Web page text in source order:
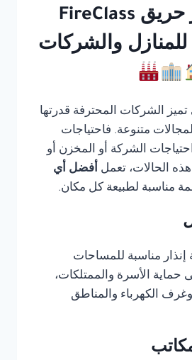
تركيب انذار حريق FireClass
والشركات
تميز الشركات المحترفة قدرتها
متنوعة. فاحتياجات
الشركة أو المخزن أو
الحالات، تعمل أفضل أي
مناسبة لطبيعة كل مكان.
مناسبة للمساحات
حماية الأسرة والممتلكات،
الكهرباء والمناطق